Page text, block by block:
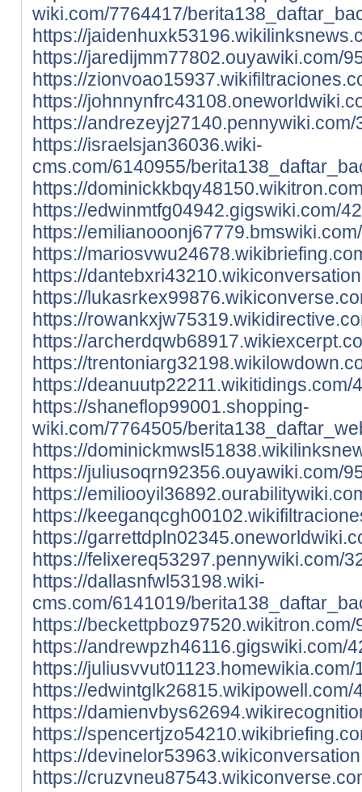
wiki.com/7764417/
https://
https://jaredijmm77802.ouyawiki.com/
https://
https://
https://
https://israelsjan36036.wiki-
cms.com/6140955/
https://
https://edwinmtfg04942.gigswiki.com/
https://
https://
https://
https://
https://
https://
https://
https://
https://shaneflop99001.shopping-
wiki.com/7764505/
https://
https://juliusoqrn92356.ouyawiki.com/
https://
https://
https://
https://felixereq53297.pennywiki.com/
https://dallasnfwl53198.wiki-
cms.com/6141019/
https://
https://andrewpzh46116.gigswiki.com/
https://
https://
https://
https://
https://
https://